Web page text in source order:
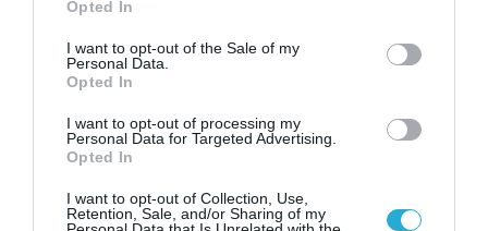
use your data for below specified purposes in below Google
consent section.
Opted In
I want to opt-out of the Sale of my
Personal Data.
Opted In
I want to opt-out of processing my
Personal Data for Targeted Advertising.
Opted In
I want to opt-out of Collection, Use,
Retention, Sale, and/or Sharing of my